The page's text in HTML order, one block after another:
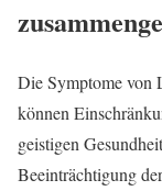
Die Symptome von
können
geistigen
Beeinträchtigung